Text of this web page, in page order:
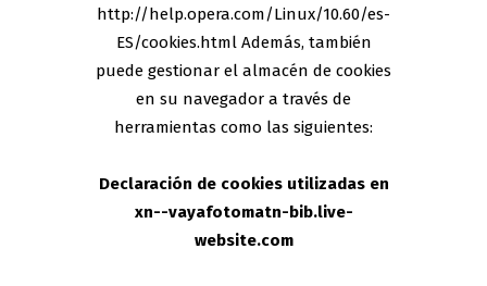
http://help.opera.com/Linux/10.60/es-
ES/cookies.html Además, también
puede gestionar el almacén de cookies
en su navegador a través de
herramientas como las siguientes:
Declaración de cookies utilizadas en
xn--vayafotomatn-bib.live-
website.com